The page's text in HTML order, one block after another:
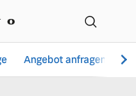
Schiefer
Angebot anfragen